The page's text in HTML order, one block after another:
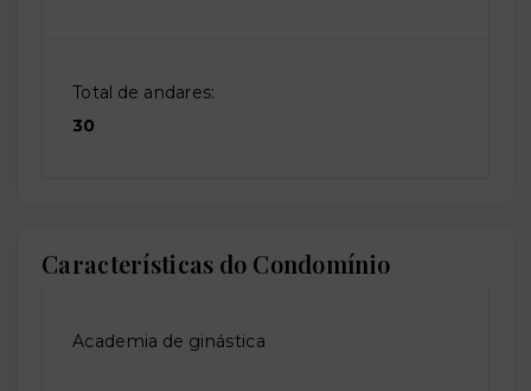
Total de andares:
30
Características do Condomínio
Academia de ginástica